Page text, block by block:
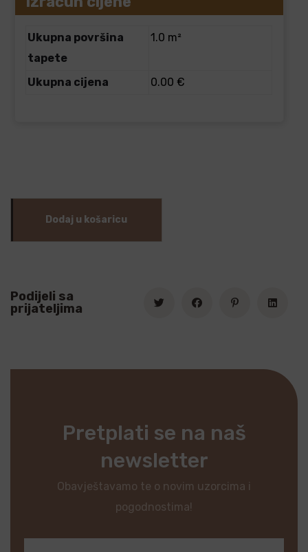
Ukupna površina
tapete
1.0 m²
Ukupna cijena 0.00 €
Dodaj u košaricu
Podijeli sa
prijateljima
Pretplati se na naš
newsletter
Obavještavamo te o novim uzorcima i
pogodnostima!